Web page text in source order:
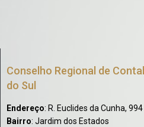
Conselho Regional de
do Sul
Endereço: R. Euclides da Cunha, 994
Bairro: Jardim dos Estados